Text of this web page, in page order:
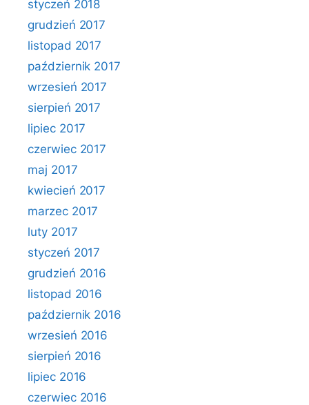
styczeń 2018
grudzień 2017
listopad 2017
październik 2017
wrzesień 2017
sierpień 2017
lipiec 2017
czerwiec 2017
maj 2017
kwiecień 2017
marzec 2017
luty 2017
styczeń 2017
grudzień 2016
listopad 2016
październik 2016
wrzesień 2016
sierpień 2016
lipiec 2016
czerwiec 2016